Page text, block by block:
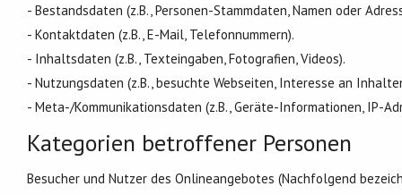
- Bestandsdaten (z.B., Personen-Stammdaten, Namen oder
- Kontaktdaten (z.B., E-Mail, Telefonnummern).
- Inhaltsdaten (z.B., Texteingaben, Fotografien, Videos).
- Nutzungsdaten (z.B., besuchte Webseiten, Interesse an
- Meta-/Kommunikationsdaten (z.B., Geräte-Informationen, IP-
Kategorien betroffener Personen
Besucher und Nutzer des Onlineangebotes (Nachfolgend